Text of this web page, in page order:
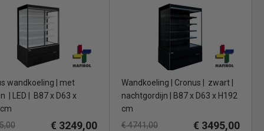
wandkoeling | met
| LED | B87 x D63 x
€ 3249,00
Wandkoeling | Cronus | zwart |
nachtgordijn | B87 x D63 x H192
cm
€ 4741,00
€ 3495,00